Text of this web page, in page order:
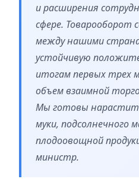
и расширения
сфере. Товарооборот
между нашими
устойчивую
итогам первых трех
объем взаимной
Мы готовы
муки, подсолнечного
плодоовощной
министр.